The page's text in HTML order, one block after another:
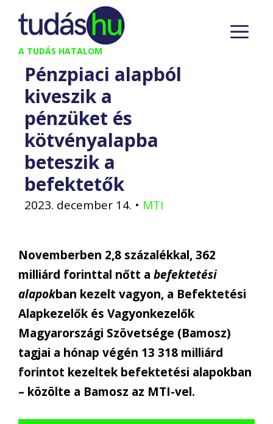
Kilépés
tartalomba
A TUDÁS HATALOM
Pénzpiaci alapból
kiveszik a
pénzüket és
kötvényalapba
beteszik a
befektetők
2023. december 14. • MTI
Novemberben 2,8 százalékkal, 362
milliárd forinttal nőtt a befektetési
alapokban kezelt vagyon, a Befektetési
Alapkezelők és Vagyonkezelők
Magyarországi Szövetsége (Bamosz)
tagjai a hónap végén 13 318 milliárd
forintot kezeltek befektetési alapokban
– közölte a Bamosz az MTI-vel.